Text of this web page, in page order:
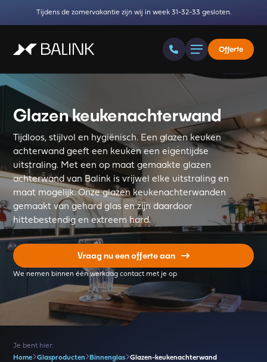
Tijdens de zomervakantie zijn wij in week 31-32-33 gesloten.
Offerte
Glazen keukenachterwand
Tijdloos, stijlvol en hygiënisch. Een glazen keuken
achterwand geeft een keuken een eigentijdse
uitstraling. Met een op maat gemaakte glazen
achterwand van Balink is vrijwel elke uitstraling en
maat mogelijk. Onze glazen keukenachterwanden
gemaakt van gehard glas en zijn daardoor
hittebestendig en extreem hard.
Vraag nu een offerte aan
We nemen binnen één werkdag contact met je op
Je bent hier:
Home
Glasproducten Binnenglas Glazen-keukenachterwand